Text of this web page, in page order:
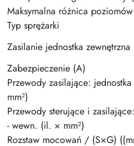
Maksymalna różnica
Typ sprężarki
Zasilanie jednostka
Zabezpieczenie (A)
Przewody zasilające:
mm²)
Przewody sterujące i
- wewn. (il. × mm²)
Rozstaw mocowań / (S×G)